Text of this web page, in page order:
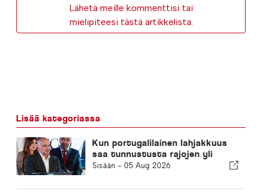
Lähetä meille kommenttisi tai
mielipiteesi tästä artikkelista.
Lisää kategoriassa
Kun portugalilainen lahjakkuus
saa tunnustusta rajojen yli
Sisään - 05 Aug 2026